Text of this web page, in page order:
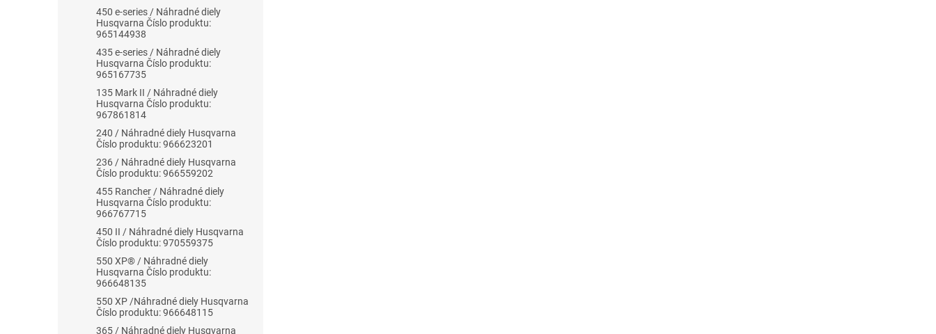
450 e-series / Náhradné diely
Husqvarna Číslo produktu:
965144938
435 e-series / Náhradné diely
Husqvarna Číslo produktu:
965167735
135 Mark II / Náhradné diely
Husqvarna Číslo produktu:
967861814
240 / Náhradné diely Husqvarna
Číslo produktu: 966623201
236 / Náhradné diely Husqvarna
Číslo produktu: 966559202
455 Rancher / Náhradné diely
Husqvarna Číslo produktu:
966767715
450 II / Náhradné diely Husqvarna
Číslo produktu: 970559375
550 XP® / Náhradné diely
Husqvarna Číslo produktu:
966648135
550 XP /Náhradné diely Husqvarna
Číslo produktu: 966648115
365 / Náhradné diely Husqvarna